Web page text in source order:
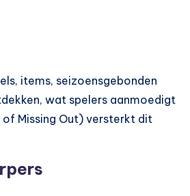
items, seizoensgebonden
wat spelers aanmoedigt
of Missing Out) versterkt dit